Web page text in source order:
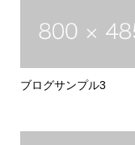
ブログサンプル3